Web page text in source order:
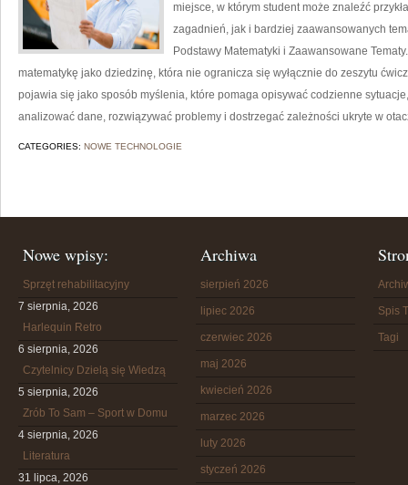
miejsce, w którym student może znaleźć
zagadnień, jak i bardziej zaawansowanych
Podstawy Matematyki i Zaawansowane
matematykę jako dziedzinę, która nie ogranicza się wyłącznie do zeszytu
pojawia się jako sposób myślenia, które pomaga opisywać codzienne
analizować dane, rozwiązywać problemy i dostrzegać zależności ukryte w
CATEGORIES: NOWE TECHNOLOGIE
Nowe wpisy:
Sprzęt rehabilitacyjny
7 sierpnia, 2026
Harlequin Retro
6 sierpnia, 2026
Czytelnicy Dzielą się Wiedzą
5 sierpnia, 2026
Zrób To Sam – Sport w Domu
4 sierpnia, 2026
Literatura
31 lipca, 2026
Archiwa
sierpień 2026
lipiec 2026
czerwiec 2026
maj 2026
kwiecień 2026
marzec 2026
luty 2026
styczeń 2026
Spis
Tagi